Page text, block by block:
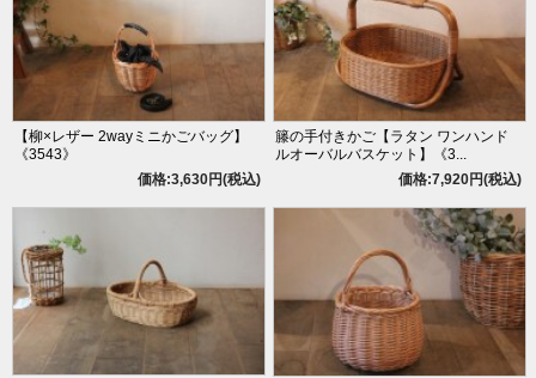
【柳×レザー 2wayミニかごバッグ】
《3543》
価格:3,630円(税込)
籐の手付きかご【ラタン ワンハンド
ルオーバルバスケット】《3...
価格:7,920円(税込)